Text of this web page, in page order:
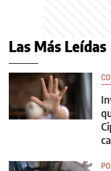
Las Más Leídas